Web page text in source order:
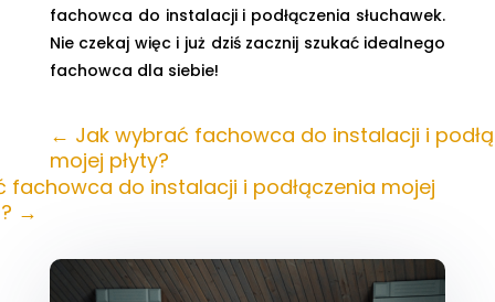
fachowca do instalacji i podłączenia słuchawek.
Nie czekaj więc i już dziś zacznij szukać idealnego
fachowca dla siebie!
← Jak wybrać fachowca do instalacji i
mojej płyty?
fachowca do instalacji i podłączenia mojej
→